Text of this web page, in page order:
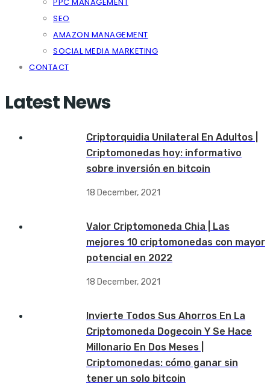
SEO
AMAZON MANAGEMENT
SOCIAL MEDIA MARKETING
CONTACT
Latest News
Criptorquidia Unilateral En Adultos |
Criptomonedas hoy: informativo
sobre inversión en bitcoin
18 December, 2021
Valor Criptomoneda Chia | Las
mejores 10 criptomonedas con mayor
potencial en 2022
18 December, 2021
Invierte Todos Sus Ahorros En La
Criptomoneda Dogecoin Y Se Hace
Millonario En Dos Meses |
Criptomonedas: cómo ganar sin
tener un solo bitcoin